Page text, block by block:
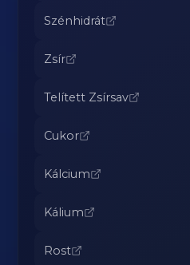
Szénhidrát
Zsír
Telített Zsírsav
Cukor
Kálcium
Kálium
Rost